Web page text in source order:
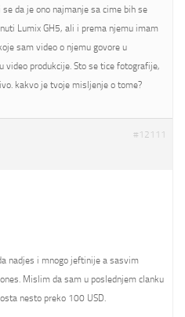
da je ono najmanje sa cime bih se
Lumix GH5, ali i prema njemu imam
sam video o njemu govore u
produkcije. Sto se tice fotografije,
kakvo je tvoje misljenje o tome?
#12111
nadjes i mnogo jeftinije a sasvim
Mislim da sam u poslednjem clanku
nesto preko 100 USD.